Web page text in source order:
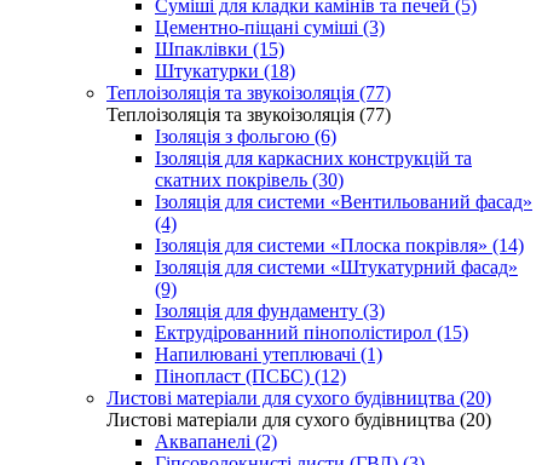
Суміші для кладки камінів та печей (5)
Цементно-піщані суміші (3)
Шпаклівки (15)
Штукатурки (18)
Теплоізоляція та звукоізоляція (77)
Теплоізоляція та звукоізоляція (77)
Ізоляція з фольгою (6)
Ізоляція для каркасних конструкцій та
скатних покрівель (30)
Ізоляція для системи «Вентильований фасад»
(4)
Ізоляція для системи «Плоска покрівля» (14)
Ізоляція для системи «Штукатурний фасад»
(9)
Ізоляція для фундаменту (3)
Ектрудірованний пінополістирол (15)
Напилювані утеплювачі (1)
Пінопласт (ПСБС) (12)
Листові матеріали для сухого будівництва (20)
Листові матеріали для сухого будівництва (20)
Аквапанелі (2)